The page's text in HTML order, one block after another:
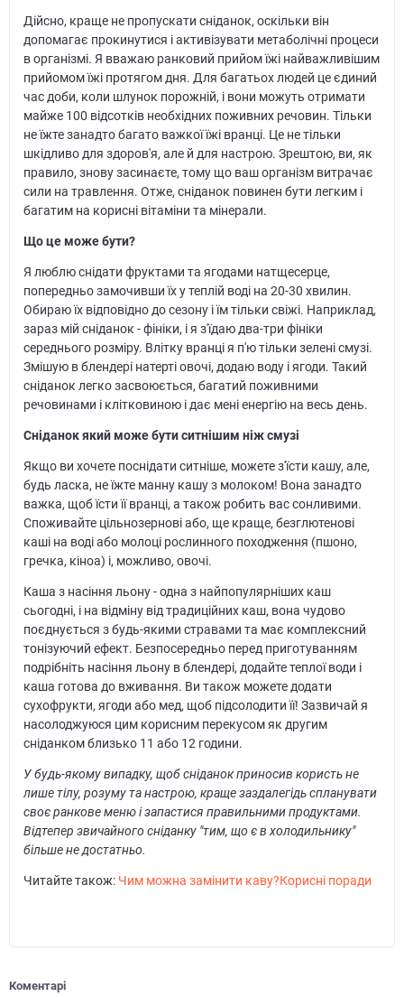
Дійсно, краще не пропускати сніданок, оскільки він
допомагає прокинутися і активізувати метаболічні процеси
в організмі. Я вважаю ранковий прийом їжі найважливішим
прийомом їжі протягом дня. Для багатьох людей це єдиний
час доби, коли шлунок порожній, і вони можуть отримати
майже 100 відсотків необхідних поживних речовин. Тільки
не їжте занадто багато важкої їжі вранці. Це не тільки
шкідливо для здоров'я, але й для настрою. Зрештою, ви, як
правило, знову засинаєте, тому що ваш організм витрачає
сили на травлення. Отже, сніданок повинен бути легким і
багатим на корисні вітаміни та мінерали.
Що це може бути?
Я люблю снідати фруктами та ягодами натщесерце,
попередньо замочивши їх у теплій воді на 20-30 хвилин.
Обираю їх відповідно до сезону і їм тільки свіжі. Наприклад,
зараз мій сніданок - фініки, і я з'їдаю два-три фініки
середнього розміру. Влітку вранці я п'ю тільки зелені смузі.
Змішую в блендері натерті овочі, додаю воду і ягоди. Такий
сніданок легко засвоюється, багатий поживними
речовинами і клітковиною і дає мені енергію на весь день.
Сніданок який може бути ситнішим ніж смузі
Якщо ви хочете поснідати ситніше, можете з'їсти кашу, але,
будь ласка, не їжте манну кашу з молоком! Вона занадто
важка, щоб їсти її вранці, а також робить вас сонливими.
Споживайте цільнозернові або, ще краще, безглютенові
каші на воді або молоці рослинного походження (пшоно,
гречка, кіноа) і, можливо, овочі.
Каша з насіння льону - одна з найпопулярніших каш
сьогодні, і на відміну від традиційних каш, вона чудово
поєднується з будь-якими стравами та має комплексний
тонізуючий ефект. Безпосередньо перед приготуванням
подрібніть насіння льону в блендері, додайте теплої води і
каша готова до вживання. Ви також можете додати
сухофрукти, ягоди або мед, щоб підсолодити її! Зазвичай я
насолоджуюся цим корисним перекусом як другим
сніданком близько 11 або 12 години.
У будь-якому випадку, щоб сніданок приносив користь не
лише тілу, розуму та настрою, краще заздалегідь спланувати
своє ранкове меню і запастися правильними продуктами.
Відтепер звичайного сніданку "тим, що є в холодильнику"
більше не достатньо.
Читайте також: Чим можна замінити каву?Корисні поради
Коментарі